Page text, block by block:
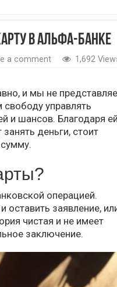
в Альфа-банке
a comment 1,692
и мы не
управлять
и шансов. Благодаря
деньги, стоит
операцией.
оставить заявление,
чистая и не имеет
заключение.